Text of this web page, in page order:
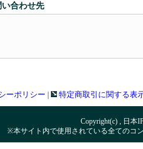
合わせ先
ーポリシー 特定商取引に関する表
Copyright(c) , 日本
※本サイト内で使用されている全てのコ